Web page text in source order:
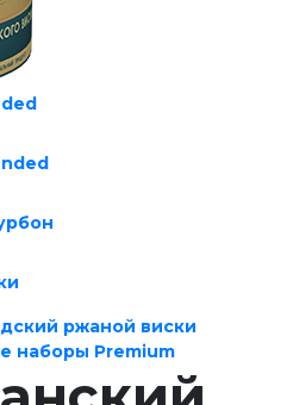
ржаной виски
наборы Premium